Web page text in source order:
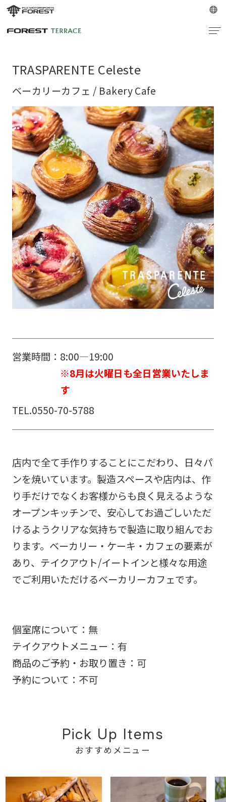
TRASPARENTE Celeste
ベーカリーカフェ / Bakery Cafe
営業時間：
※8月は火曜日も全日営業いたしま
す
TEL.0550-70-5788
店内で全て手作りすることにこだわり、日々パ
ンを焼いています。製造スペースや店内は、作
り手だけでなくお客様からも良く見えるような
オープンキッチンで、安心してお過ごしいただ
けるようクリアな気持ちで製造に取り組んでお
ります。ベーカリー・ケーキ・カフェの要素が
あり、テイクアウト/イートインと様々な用途
でご利用いただけるベーカリーカフェです。
個室席について：無
テイクアウトメニュー：有
商品のご予約・お取り置き：可
予約について：不可
Pick Up Items
おすすめメニュー